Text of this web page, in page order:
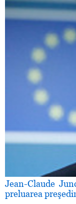
Jean-Claude
preluarea